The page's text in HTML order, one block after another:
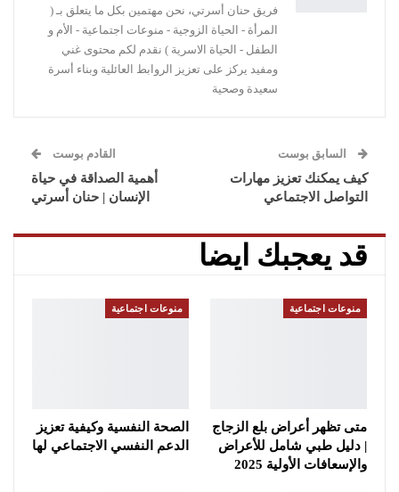
فريق حنان أسرتي، نحن مهتمين بكل ما يتعلق بـ (
المرأة - الحياة الزوجية - منوعات اجتماعية - الأم و
الطفل - الحياة الاسرية ) نقدم لكم محتوى غني
ومفيد يركز على تعزيز الروابط العائلية وبناء أسرة
سعيدة وصحية
السابق بوست
كيف يمكنك تعزيز مهارات
التواصل الاجتماعي
القادم بوست
أهمية الصداقة في حياة
الإنسان | حنان أسرتي
قد يعجبك ايضا
منوعات اجتماعية
متى تظهر أعراض بلع الزجاج
| دليل طبي شامل للأعراض
والإسعافات الأولية 2025
منوعات اجتماعية
الصحة النفسية وكيفية تعزيز
الدعم النفسي الاجتماعي لها